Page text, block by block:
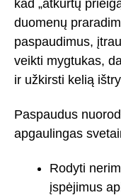
kad „atkurtų
duomenų
paspaudimus,
veikti mygtukas,
ir užkirsti kelią
Paspaudus
apgaulingas
Rodyti
įspėjimus